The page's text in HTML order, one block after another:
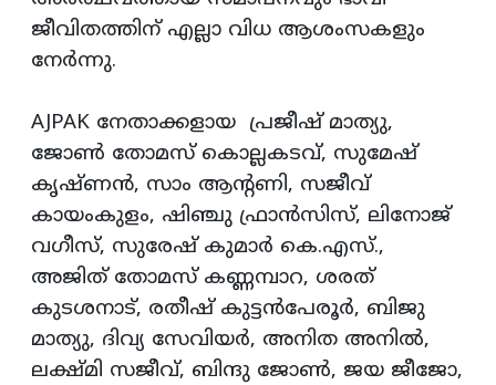
ജീവിതത്തിന് എല്ലാ വിധ ആശംസകളും
നേർന്നു.
AJPAK നേതാക്കളായ പ്രജീഷ് മാത്യു,
ജോൺ തോമസ് കൊല്ലകടവ്, സുമേഷ്
കൃഷ്ണൻ, സാം ആന്റണി, സജീവ്
കായംകുളം, ഷിഞ്ചു ഫ്രാൻസിസ്, ലിനോജ്
വഗീസ്, സുരേഷ് കുമാർ കെ.എസ്.,
അജിത് തോമസ് കണ്ണമ്പാറ, ശരത്
കുടശനാട്, രതീഷ് കുട്ടൻപേരൂർ, ബിജു
മാത്യു, ദിവ്യ സേവിയർ, അനിത അനിൽ,
ലക്ഷ്മി സജീവ്, ബിന്ദു ജോൺ, ജയ ജീജോ,